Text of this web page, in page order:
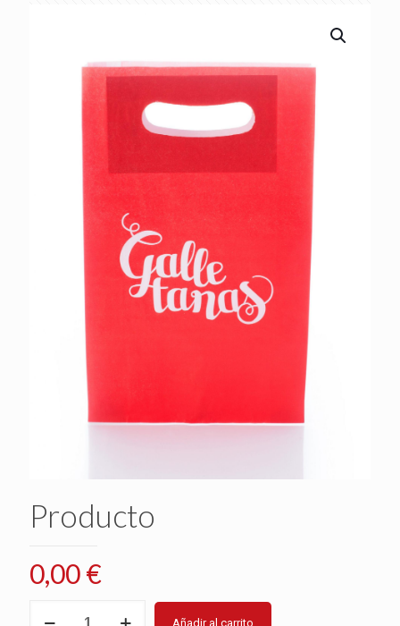
Producto
0,00€
Añadir al carrito